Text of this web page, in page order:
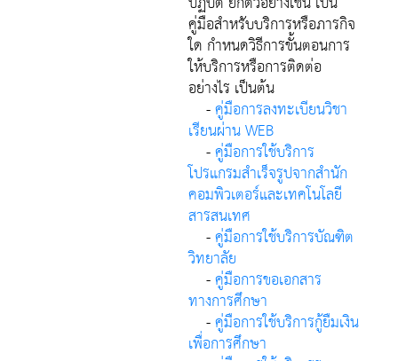
คู่มือสำหรับบริการหรือภารกิจ
ใด กำหนดวิธีการขั้นตอนการ
ให้บริการหรือการติดต่อ
อย่างไร เป็นต้น
-คู่มือการลงทะเบียนวิชา
เรียนผ่าน WEB
-คู่มือการใช้บริการ
โปรแกรมสำเร็จรูปจากสำนัก
คอมพิวเตอร์และเทคโนโลยี
สารสนเทศ
-คู่มือการใช้บริการบัณฑิต
วิทยาลัย
-คู่มือการขอเอกสาร
ทางการศึกษา
-คู่มือการใช้บริการกู้ยืมเงิน
เพื่อการศึกษา